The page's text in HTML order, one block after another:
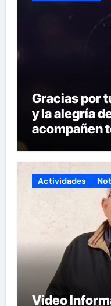
Gracias por
y la alegría
acompañen
Actividades
Video